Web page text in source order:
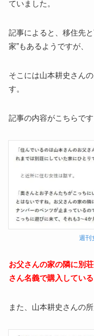
ていました。
記事によると、移住先
家”もあるようですが、
そこには山本耕史さん
す。
記事の内容がこちらです
週刊
お父さんの家の隣に別
さん名義で購入している
また、山本耕史さんの